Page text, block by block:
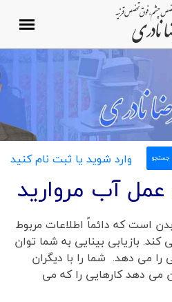
وارد شوید یا ثبت نام کنید
آب مروارید
است که دائماً اطلاعات مربوط
بازیابی بینایی به شما توان
می دهد. شما را با دیگران
می دهد کارهایی را که می